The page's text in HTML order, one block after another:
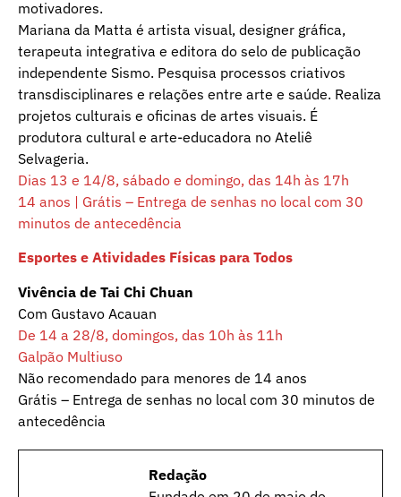
motivadores.
Mariana da Matta é artista visual, designer gráfica,
terapeuta integrativa e editora do selo de publicação
independente Sismo. Pesquisa processos criativos
transdisciplinares e relações entre arte e saúde. Realiza
projetos culturais e oficinas de artes visuais. É
produtora cultural e arte-educadora no Ateliê
Selvageria.
Dias 13 e 14/8, sábado e domingo, das 14h às 17h
14 anos | Grátis – Entrega de senhas no local com 30
minutos de antecedência
Esportes e Atividades Físicas para Todos
Vivência de Tai Chi Chuan
Com Gustavo Acauan
De 14 a 28/8, domingos, das 10h às 11h
Galpão Multiuso
Não recomendado para menores de 14 anos
Grátis – Entrega de senhas no local com 30 minutos de
antecedência
Redação